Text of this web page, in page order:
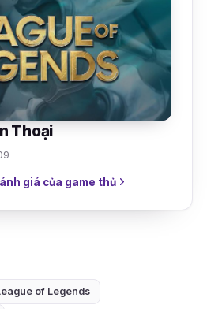
Thoại
giá của game thủ
of Legends